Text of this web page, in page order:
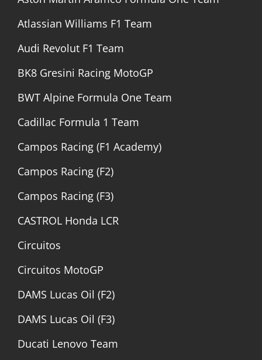
Atlassian Williams F1 Team
Audi Revolut F1 Team
BK8 Gresini Racing MotoGP
BWT Alpine Formula One Team
Cadillac Formula 1 Team
Campos Racing (F1 Academy)
Campos Racing (F2)
Campos Racing (F3)
CASTROL Honda LCR
Circuitos
Circuitos MotoGP
DAMS Lucas Oil (F2)
DAMS Lucas Oil (F3)
Ducati Lenovo Team